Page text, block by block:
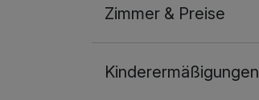
Zimmer & Preise
2 Erwachsene und 1 Kind
Kinderermäßigungen